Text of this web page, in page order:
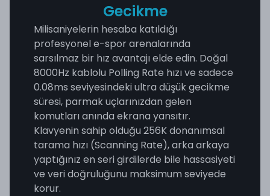
Gecikme
Milisaniyelerin hesaba katıldığı
profesyonel e-spor arenalarında
sarsılmaz bir hız avantajı elde edin. Doğal
8000Hz kablolu Polling Rate hızı ve sadece
0.08ms seviyesindeki ultra düşük gecikme
süresi, parmak uçlarınızdan gelen
komutları anında ekrana yansıtır.
Klavyenin sahip olduğu 256K donanımsal
tarama hızı (Scanning Rate), arka arkaya
yaptığınız en seri girdilerde bile hassasiyeti
ve veri doğruluğunu maksimum seviyede
korur.